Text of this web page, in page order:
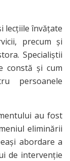
lecțiile învățate
precum și
Specialiștii
constă și cum
persoanele
au fost
eliminării
abordare a
de intervenție